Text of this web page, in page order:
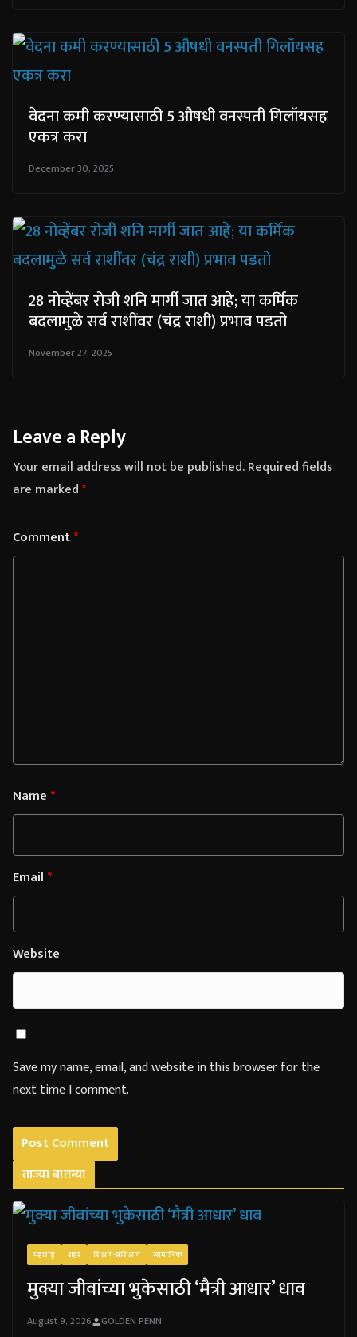
वेदना कमी करण्यासाठी 5 औषधी वनस्पती गिलॉयसह
एकत्र करा
December 30, 2025
28 नोव्हेंबर रोजी शनि मार्गी जात आहे; या कर्मिक
बदलामुळे सर्व राशींवर (चंद्र राशी) प्रभाव पडतो
November 27, 2025
Leave a Reply
Your email address will not be published.Required fields
are marked*
Comment*
Name*
Email*
Website
Save my name, email, and website in this browser for the
next time I comment.
ताज्या बातम्या
महाराष्ट्र शहर शिक्षण-प्रशिक्षण सामाजिक
मुक्या जीवांच्या भुकेसाठी ‘मैत्री आधार’ धाव
August 9, 2026 GOLDEN PENN